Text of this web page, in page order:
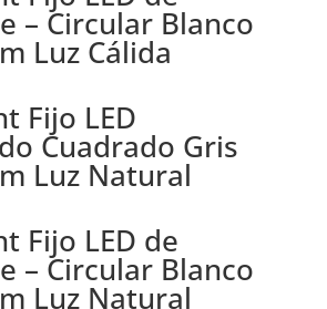
– Circular Blanco
Luz Cálida
Fijo LED
Cuadrado Gris
Luz Natural
Fijo LED de
– Circular Blanco
Luz Natural